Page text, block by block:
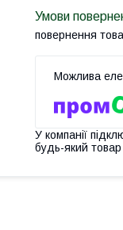
повернення
У компанії
будь-який